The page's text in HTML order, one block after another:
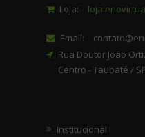
Loja:
Email:
Rua Doutor João
Centro - Taubaté /
Institucional